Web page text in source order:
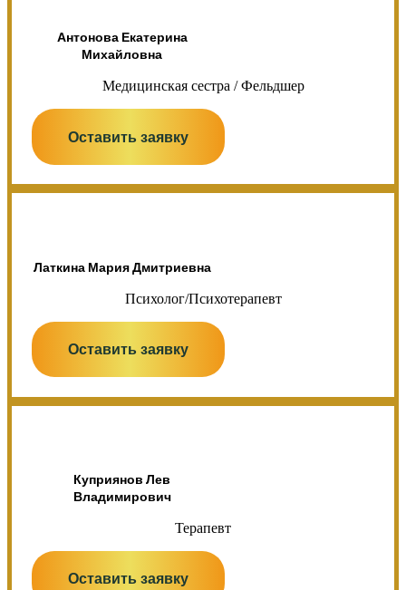
Антонова Екатерина
Михайловна
Медицинская сестра / Фельдшер
Оставить заявку
Латкина Мария Дмитриевна
Психолог/Психотерапевт
Оставить заявку
Куприянов Лев
Владимирович
Терапевт
Оставить заявку